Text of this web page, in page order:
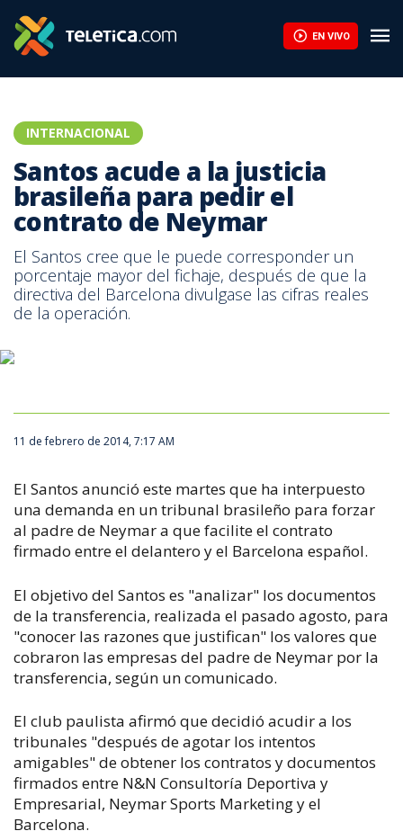
EN VIVO
INTERNACIONAL
Santos acude a la justicia
brasileña para pedir el
contrato de Neymar
El Santos cree que le puede corresponder un
porcentaje mayor del fichaje, después de que la
directiva del Barcelona divulgase las cifras reales
de la operación.
11 de febrero de 2014, 7:17 AM
El Santos anunció este martes que ha interpuesto
una demanda en un tribunal brasileño para forzar
al padre de Neymar a que facilite el contrato
firmado entre el delantero y el Barcelona español.
El objetivo del Santos es "analizar" los documentos
de la transferencia, realizada el pasado agosto, para
"conocer las razones que justifican" los valores que
cobraron las empresas del padre de Neymar por la
transferencia, según un comunicado.
El club paulista afirmó que decidió acudir a los
tribunales "después de agotar los intentos
amigables" de obtener los contratos y documentos
firmados entre N&N Consultoría Deportiva y
Empresarial, Neymar Sports Marketing y el
Barcelona.